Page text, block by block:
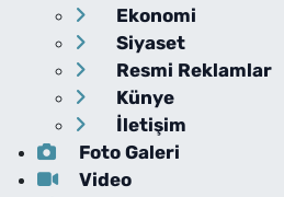
Ekonomi
Siyaset
Resmi Reklamlar
Künye
İletişim
Foto Galeri
Video